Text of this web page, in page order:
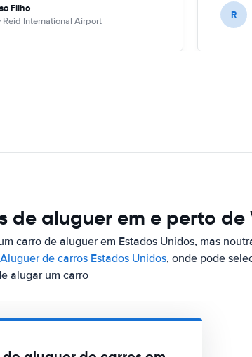
Filho
Reid International Airport R
de aluguer em e perto de
carro de aluguer em Estados Unidos, mas
Aluguer de carros Estados Unidos, onde pode
alugar um carro